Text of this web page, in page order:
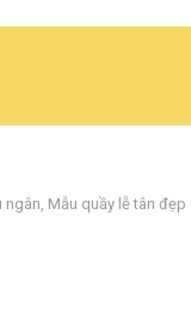
ngân, Mẫu quầy lễ tân